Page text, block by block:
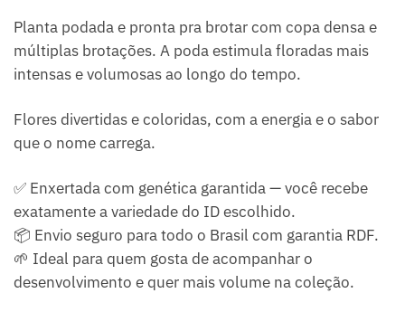
Planta podada e pronta pra brotar com copa densa e
múltiplas brotações. A poda estimula floradas mais
intensas e volumosas ao longo do tempo.
Flores divertidas e coloridas, com a energia e o sabor
que o nome carrega.
✅ Enxertada com genética garantida — você recebe
exatamente a variedade do ID escolhido.
📦 Envio seguro para todo o Brasil com garantia RDF.
🌱 Ideal para quem gosta de acompanhar o
desenvolvimento e quer mais volume na coleção.